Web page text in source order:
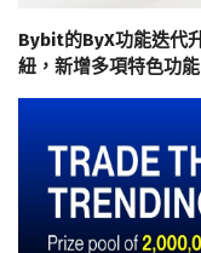
Bybit的ByX功能迭代
紐，新增多項特色功能